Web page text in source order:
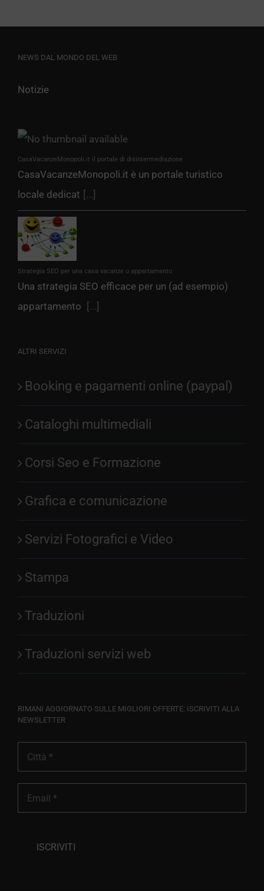
NEWS DAL MONDO DEL WEB
Notizie
CasaVacanzeMonopoli.it il portale di disintermediazione
CasaVacanzeMonopoli.it è un portale turistico
locale dedicat [...]
Strategia SEO per una casa vacanze o appartamento
Una strategia SEO efficace per un (ad esempio)
appartamento
[...]
ALTRI SERVIZI
Booking e pagamenti online (paypal)
Cataloghi multimediali
Corsi Seo e Formazione
Grafica e comunicazione
Servizi Fotografici e Video
Stampa
Traduzioni
Traduzioni servizi web
RIMANI AGGIORNATO SULLE MIGLIORI OFFERTE: ISCRIVITI ALLA
NEWSLETTER